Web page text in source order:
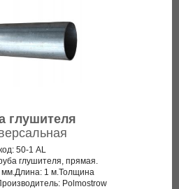
глушителя
50-1 AL
глушителя, прямая.
1 м.Толщина
Polmostrow